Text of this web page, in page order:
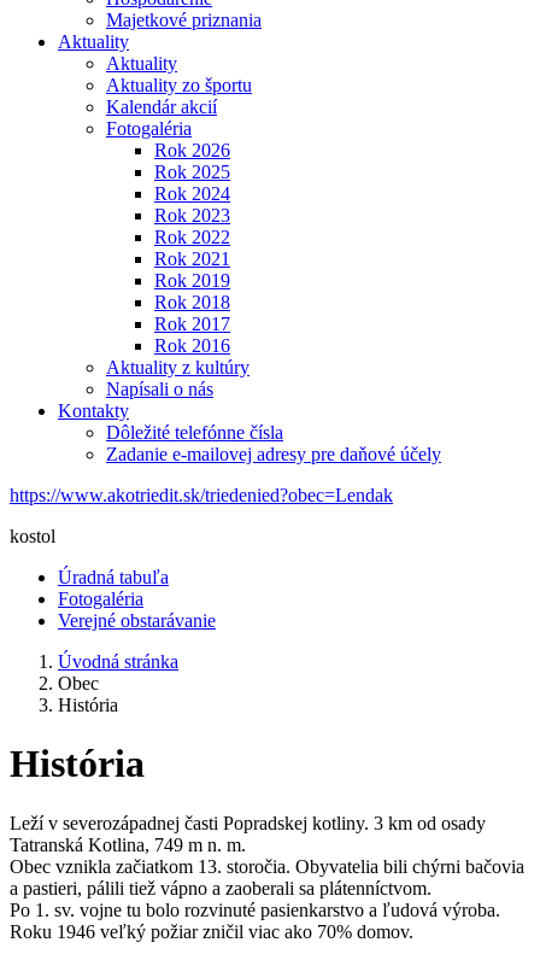
Majetkové priznania
Aktuality
Aktuality
Aktuality zo športu
Kalendár akcií
Fotogaléria
Rok 2026
Rok 2025
Rok 2024
Rok 2023
Rok 2022
Rok 2021
Rok 2019
Rok 2018
Rok 2017
Rok 2016
Aktuality z kultúry
Napísali o nás
Kontakty
Dôležité telefónne čísla
Zadanie e-mailovej adresy pre daňové účely
https://www.akotriedit.sk/triedenied?obec=Lendak
kostol
Úradná tabuľa
Fotogaléria
Verejné obstarávanie
Úvodná stránka
Obec
História
História
Leží v severozápadnej časti Popradskej kotliny. 3 km od osady
Tatranská Kotlina, 749 m n. m.
Obec vznikla začiatkom 13. storočia. Obyvatelia bili chýrni bačovia
a pastieri, pálili tiež vápno a zaoberali sa plátenníctvom.
Po 1. sv. vojne tu bolo rozvinuté pasienkarstvo a ľudová výroba.
Roku 1946 veľký požiar zničil viac ako 70% domov.